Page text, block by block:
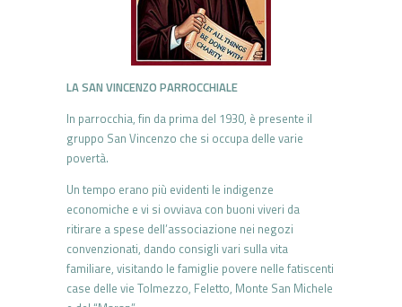
LA SAN VINCENZO PARROCCHIALE
In parrocchia, fin da prima del 1930, è presente il
gruppo San Vincenzo che si occupa delle varie
povertà.
Un tempo erano più evidenti le indigenze
economiche e vi si ovviava con buoni viveri da
ritirare a spese dell’associazione nei negozi
convenzionati, dando consigli vari sulla vita
familiare, visitando le famiglie povere nelle fatiscenti
case delle vie Tolmezzo, Feletto, Monte San Michele